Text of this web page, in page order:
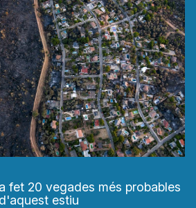
fet 20 vegades més probables
estiu